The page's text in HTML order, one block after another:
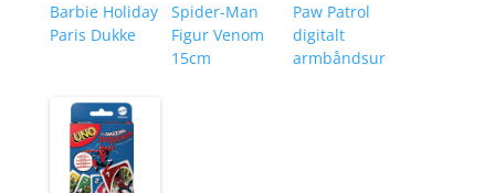
Barbie Holiday
Paris Dukke
Spider-Man
Figur Venom
15cm
Paw Patrol
digitalt
armbåndsur